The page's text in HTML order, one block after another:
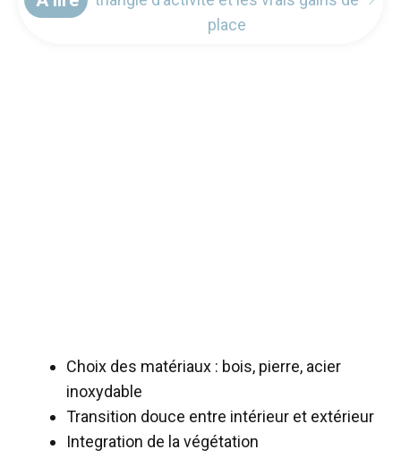
place
Choix des matériaux : bois, pierre, acier
inoxydable
Transition douce entre intérieur et extérieur
Integration de la végétation